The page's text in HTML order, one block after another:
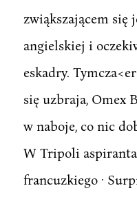
zwiąkszającem się
angielskiej i
eskadry.
się uzbraja, Omex
w naboje, co nic
W Tripoli
francuzkiego ·